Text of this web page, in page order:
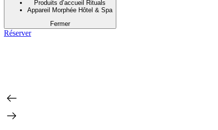
Produits d’accueil Rituals
Appareil Morphée Hôtel & Spa
Fermer
Réserver